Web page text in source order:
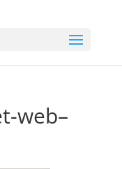
web–